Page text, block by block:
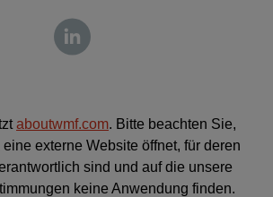
aboutwmf.com. Bitte beachten Sie,
externe Website öffnet, für deren
sind und auf die unsere
keine Anwendung finden.